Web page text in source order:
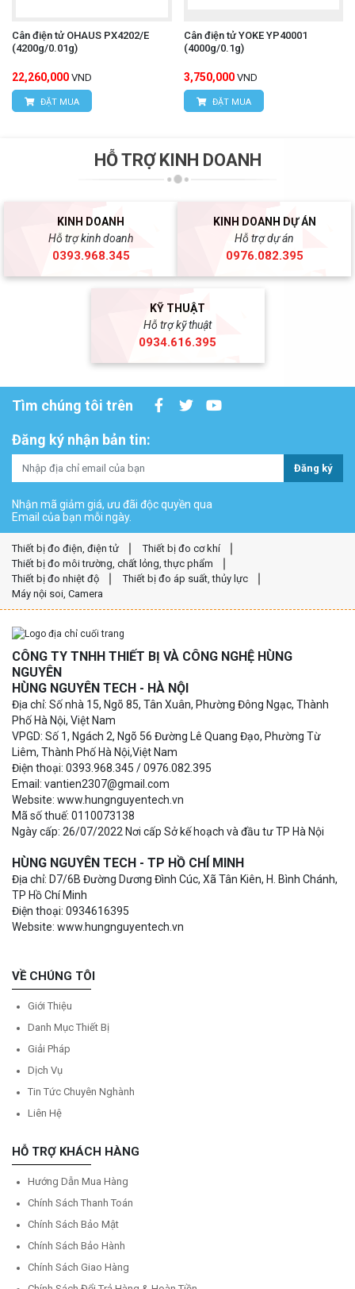
Cân điện tử OHAUS PX4202/E
(4200g/0.01g)
22,260,000 VND
ĐẶT MUA
Cân điện tử YOKE YP40001
(4000g/0.1g)
3,750,000 VND
ĐẶT MUA
HỖ TRỢ KINH DOANH
KINH DOANH
Hỗ trợ kinh doanh
0393.968.345
KINH DOANH DỰ ÁN
Hỗ trợ dự án
0976.082.395
KỸ THUẬT
Hỗ trợ kỹ thuật
0934.616.395
Tìm chúng tôi trên
Đăng ký nhận bản tin:
Đăng ký
Nhận mã giảm giá, ưu đãi độc quyền qua
Email của bạn mỗi ngày.
Thiết bị đo điện, điện tử
Thiết bị đo cơ khí
Thiết bị đo môi trường, chất lỏng, thực phẩm
Thiết bị đo nhiệt độ
Thiết bị đo áp suất, thủy lực
Máy nội soi, Camera
CÔNG TY TNHH THIẾT BỊ VÀ CÔNG NGHỆ HÙNG
NGUYÊN
HÙNG NGUYÊN TECH - HÀ NỘI
Địa chỉ: Số nhà 15, Ngõ 85, Tân Xuân, Phường Đông Ngạc, Thành
Phố Hà Nội, Việt Nam
VPGD: Số 1, Ngách 2, Ngõ 56 Đường Lê Quang Đạo, Phường Từ
Liêm, Thành Phố Hà Nội,Việt Nam
Điện thoại: 0393.968.345 / 0976.082.395
Email: vantien2307@gmail.com
Website: www.hungnguyentech.vn
Mã số thuế: 0110073138
Ngày cấp: 26/07/2022 Nơi cấp Sở kế hoạch và đầu tư TP Hà Nội
HÙNG NGUYÊN TECH - TP HỒ CHÍ MINH
Địa chỉ: D7/6B Đường Dương Đình Cúc, Xã Tân Kiên, H. Bình Chánh,
TP Hồ Chí Minh
Điện thoại: 0934616395
Website: www.hungnguyentech.vn
VỀ CHÚNG TÔI
Giới Thiệu
Danh Mục Thiết Bị
Giải Pháp
Dịch Vụ
Tin Tức Chuyên Nghành
Liên Hệ
HỖ TRỢ KHÁCH HÀNG
Hướng Dẫn Mua Hàng
Chính Sách Thanh Toán
Chính Sách Bảo Mật
Chính Sách Bảo Hành
Chính Sách Giao Hàng